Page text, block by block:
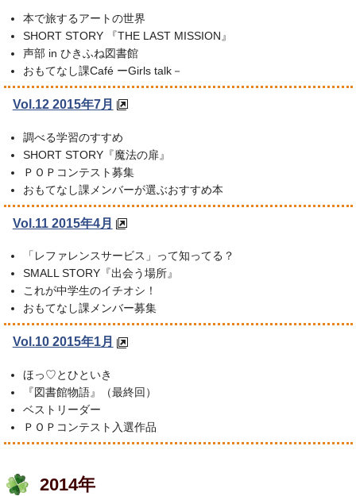
本で旅するアートの世界
SHORT STORY 『THE LAST MISSION』
声部 in ひきふね図書館
おもてなし課Café ーGirls talk－
Vol.12 2015年7月
調べる学習のすすめ
SHORT STORY『魔法の扉』
ＰＯＰコンテスト募集
おもてなし課メンバーが選ぶおすすめ本
Vol.11 2015年4月
「レファレンスサービス」って知ってる？
SMALL STORY『出会う場所』
これが中学生のイチオシ！
おもてなし課メンバー募集
Vol.10 2015年1月
ほっ♡とひといき
『図書館物語』（最終回）
ベストリーダー
ＰＯＰコンテスト入選作品
2014年